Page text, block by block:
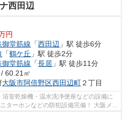
西田辺
円
御堂筋線 「西田辺 」駅 徒歩6分
「鶴ケ丘 」駅 徒歩2分
御堂筋線 「長居 」駅 徒歩11分
60.21㎡
大阪市阿倍野区西田辺町２丁目
室乾燥機・温水洗浄便座などの設備に
ホンなどの防犯設備完備！ 大阪メト
鶴...